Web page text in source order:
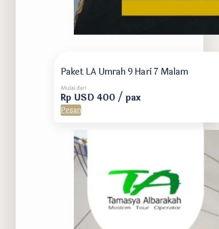
Paket LA Umrah 9 Hari 7 Malam
Mulai dari
Rp USD 400 / pax
Pesan